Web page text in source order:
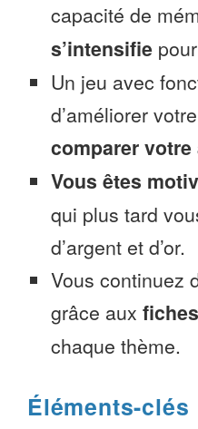
capacité de
s’intensifie
Un jeu avec
d’améliorer
comparer
Vous êtes
qui plus tard
d’argent et d’or.
Vous continuez
grâce aux
chaque thème.
Éléments-clés